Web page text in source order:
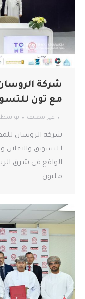
شركة
مع تون
غير مصنف
شركة الروسان
للتسويق
مليون